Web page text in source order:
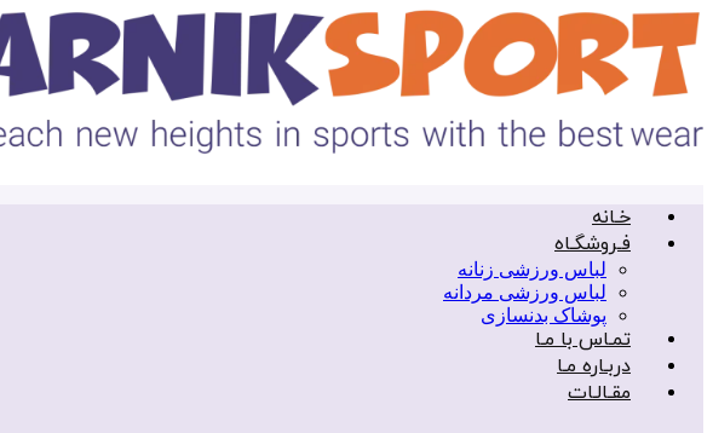
خـانه
فـروشگـاه
لباس ورزشی زنانه
لباس ورزشی مردانه
پوشاک بدنسازی
تمـاس با مـا
دربـاره مـا
مقـالـات